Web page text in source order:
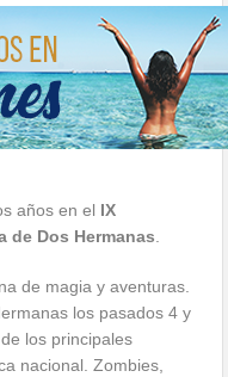
años en el IX
de Dos Hermanas
de magia y aventuras.
los pasados 4 y
los principales
nacional. Zombies,